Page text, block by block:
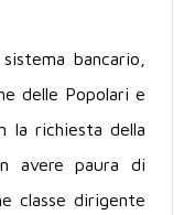
bancario,
delle Popolari e
la richiesta della
avere paura di
classe dirigente